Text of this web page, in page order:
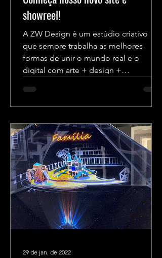
showreel!
A ZW Design é um estúdio criativo
que sempre trabalha as melhores
formas de unir o mundo real e o
digital com arte + design +
29 de jan. de 2022